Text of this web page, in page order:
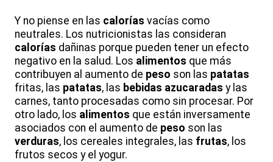
Y no piense en las calorías vacías como
neutrales. Los nutricionistas las consideran
calorías dañinas porque pueden tener un efecto
negativo en la salud. Los alimentos que más
contribuyen al aumento de peso son las patatas
fritas, las patatas, las bebidas azucaradas y las
carnes, tanto procesadas como sin procesar. Por
otro lado, los alimentos que están inversamente
asociados con el aumento de peso son las
verduras, los cereales integrales, las frutas, los
frutos secos y el yogur.